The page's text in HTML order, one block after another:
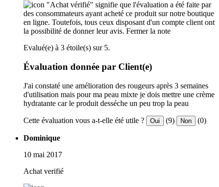
"Achat vérifié" signifie que l'évaluation a été faite par
des consommateurs ayant acheté ce produit sur notre boutique
en ligne. Toutefois, tous ceux disposant d'un compte client ont
la possibilité de donner leur avis. Fermer la note
Evalué(e) à 3 étoile(s) sur 5.
Évaluation donnée par Client(e)
J'ai constaté une amélioration des rougeurs après 3 semaines
d'utilisation mais pour ma peau mixte je dois mettre une crème
hydratante car le produit desséche un peu trop la peau
Cette évaluation vous a-t-elle été utile ? Oui (9) Non (0)
Dominique
10 mai 2017
Achat verifié